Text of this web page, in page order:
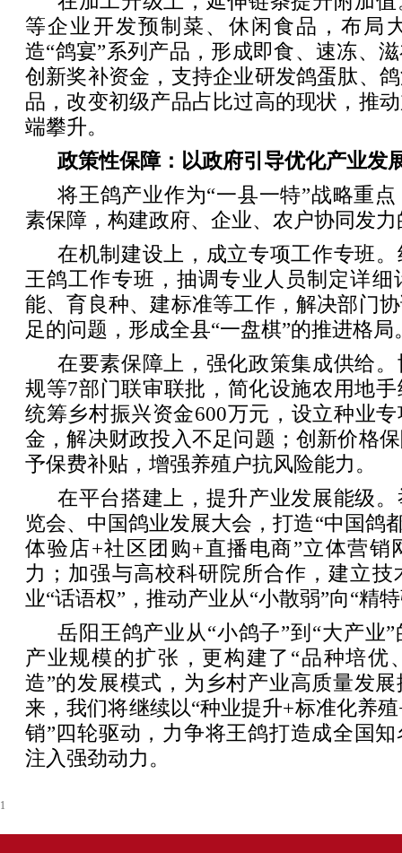
等企业开发预制菜、休闲食品，布局
造“鸽宴”系列产品，形成即食、速冻、
创新奖补资金，支持企业研发鸽蛋肽、
品，改变初级产品占比过高的现状，推
端攀升。
政策性保障：以政府引导优化产业发
将王鸽产业作为“一县一特”战略重
素保障，构建政府、企业、农户协同发
在机制建设上，成立专项工作专班
王鸽工作专班，抽调专业人员制定详细
能、育良种、建标准等工作，解决部门
足的问题，形成全县“一盘棋”的推进格局
在要素保障上，强化政策集成供给
规等7部门联审联批，简化设施农用地
统筹乡村振兴资金600万元，设立种业
金，解决财政投入不足问题；创新价格
予保费补贴，增强养殖户抗风险能力。
在平台搭建上，提升产业发展能级
览会、中国鸽业发展大会，打造“中国鸽
体验店+社区团购+直播电商”立体营销
力；加强与高校科研院所合作，建立
业“话语权”，推动产业从“小散弱”向“精
岳阳王鸽产业从“小鸽子”到“大产业
产业规模的扩张，更构建了“品种培优
造”的发展模式，为乡村产业高质量发
来，我们将继续以“种业提升+标准化养
销”四轮驱动，力争将王鸽打造成全国
注入强劲动力。
1